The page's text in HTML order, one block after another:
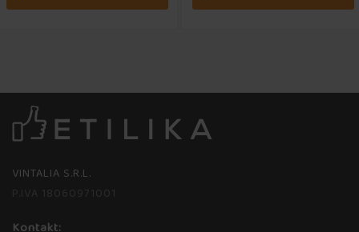
VINTALIA S.R.L.